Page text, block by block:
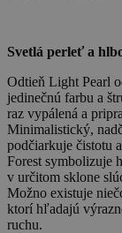
Svetlá perleť a
Odtieň Light Pearl
jedinečnú farbu a
raz vypálená a
Minimalistický,
podčiarkuje čistotu
Forest symbolizuje
v určitom sklone
Možno existuje
ktorí hľadajú
ruchu.